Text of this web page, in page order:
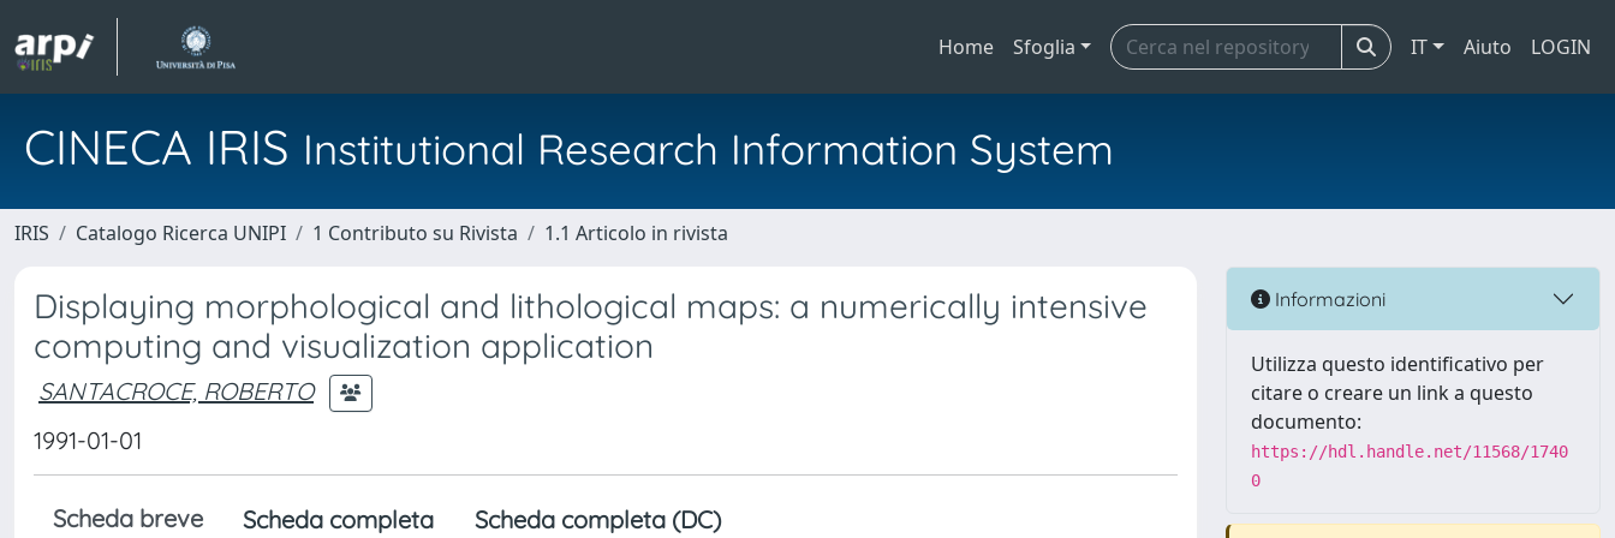
Home Sfoglia IT Aiuto LOGIN
CINECA IRIS Institutional Research Information System
IRIS Catalogo Ricerca UNIPI 1 Contributo su Rivista 1.1 Articolo in rivista
Displaying morphological and lithological maps: a numerically intensive
computing and visualization application
SANTACROCE, ROBERTO
1991-01-01
Scheda breve Scheda completa Scheda completa (DC)
Informazioni
Utilizza questo identificativo per
citare o creare un link a questo
documento:
https://hdl.handle.net/11568/1740
0